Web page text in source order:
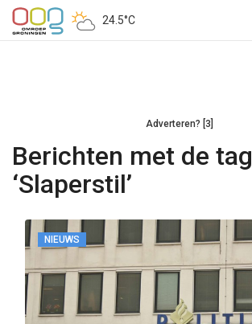
24.5°C
Adverteren? [3]
Berichten met de tag
‘Slaperstil’
NIEUWS